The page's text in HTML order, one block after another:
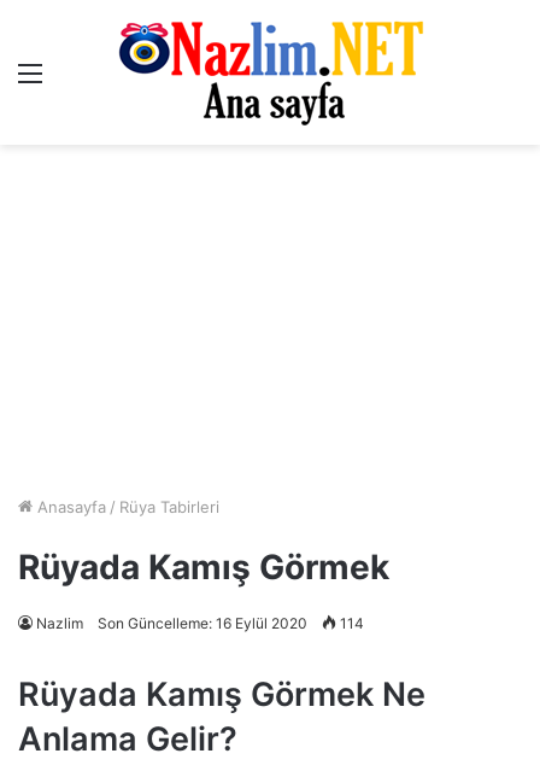
Menü
Anasayfa / Rüya Tabirleri
Rüyada Kamış Görmek
Nazlim Son Güncelleme: 16 Eylül 2020 114
Rüyada Kamış Görmek Ne
Anlama Gelir?